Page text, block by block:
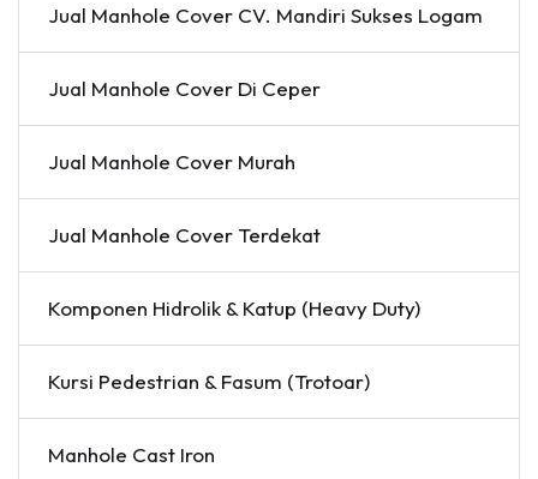
Jual Manhole Cover CV. Mandiri Sukses Logam
Jual Manhole Cover Di Ceper
Jual Manhole Cover Murah
Jual Manhole Cover Terdekat
Komponen Hidrolik & Katup (Heavy Duty)
Kursi Pedestrian & Fasum (Trotoar)
Manhole Cast Iron